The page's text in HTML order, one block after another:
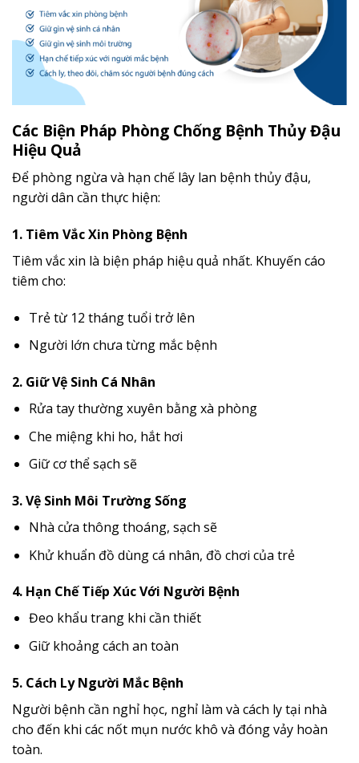
Các Biện Pháp Phòng Chống Bệnh Thủy Đậu
Hiệu Quả
Để phòng ngừa và hạn chế lây lan bệnh thủy đậu,
người dân cần thực hiện:
1. Tiêm Vắc Xin Phòng Bệnh
Tiêm vắc xin là biện pháp hiệu quả nhất. Khuyến cáo
tiêm cho:
Trẻ từ 12 tháng tuổi trở lên
Người lớn chưa từng mắc bệnh
2. Giữ Vệ Sinh Cá Nhân
Rửa tay thường xuyên bằng xà phòng
Che miệng khi ho, hắt hơi
Giữ cơ thể sạch sẽ
3. Vệ Sinh Môi Trường Sống
Nhà cửa thông thoáng, sạch sẽ
Khử khuẩn đồ dùng cá nhân, đồ chơi của trẻ
4. Hạn Chế Tiếp Xúc Với Người Bệnh
Đeo khẩu trang khi cần thiết
Giữ khoảng cách an toàn
5. Cách Ly Người Mắc Bệnh
Người bệnh cần nghỉ học, nghỉ làm và cách ly tại nhà
cho đến khi các nốt mụn nước khô và đóng vảy hoàn
toàn.